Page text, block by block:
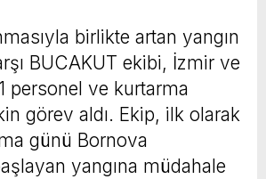
birlikte artan yangın
BUCAKUT ekibi, İzmir ve
personel ve kurtarma
görev aldı. Ekip, ilk olarak
günü Bornova
yangına müdahale